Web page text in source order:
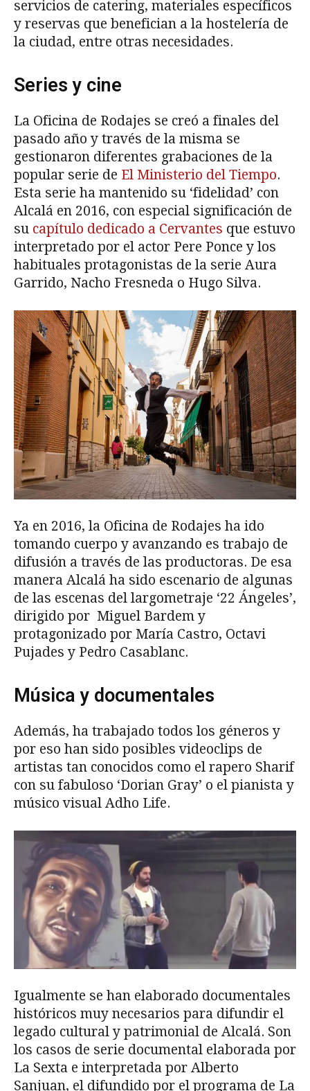
servicios de catering, materiales específicos
y reservas que benefician a la hostelería de
la ciudad, entre otras necesidades.
Series y cine
La Oficina de Rodajes se creó a finales del
pasado año y través de la misma se
gestionaron diferentes grabaciones de la
popular serie de El Ministerio del Tiempo.
Esta serie ha mantenido su ‘fidelidad’ con
Alcalá en 2016, con especial significación de
su capítulo dedicado a Cervantes que estuvo
interpretado por el actor Pere Ponce y los
habituales protagonistas de la serie Aura
Garrido, Nacho Fresneda o Hugo Silva.
Ya en 2016, la Oficina de Rodajes ha ido
tomando cuerpo y avanzando es trabajo de
difusión a través de las productoras. De esa
manera Alcalá ha sido escenario de algunas
de las escenas del largometraje ‘22 Ángeles’,
dirigido por Miguel Bardem y
protagonizado por María Castro, Octavi
Pujades y Pedro Casablanc.
Música y documentales
Además, ha trabajado todos los géneros y
por eso han sido posibles videoclips de
artistas tan conocidos como el rapero Sharif
con su fabuloso ‘Dorian Gray’ o el pianista y
músico visual Adho Life.
Igualmente se han elaborado documentales
históricos muy necesarios para difundir el
legado cultural y patrimonial de Alcalá. Son
los casos de serie documental elaborada por
La Sexta e interpretada por Alberto
Sanjuan, el difundido por el programa de La